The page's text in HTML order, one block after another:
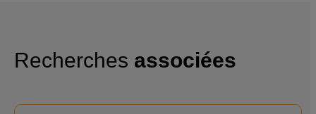
Recherches associées